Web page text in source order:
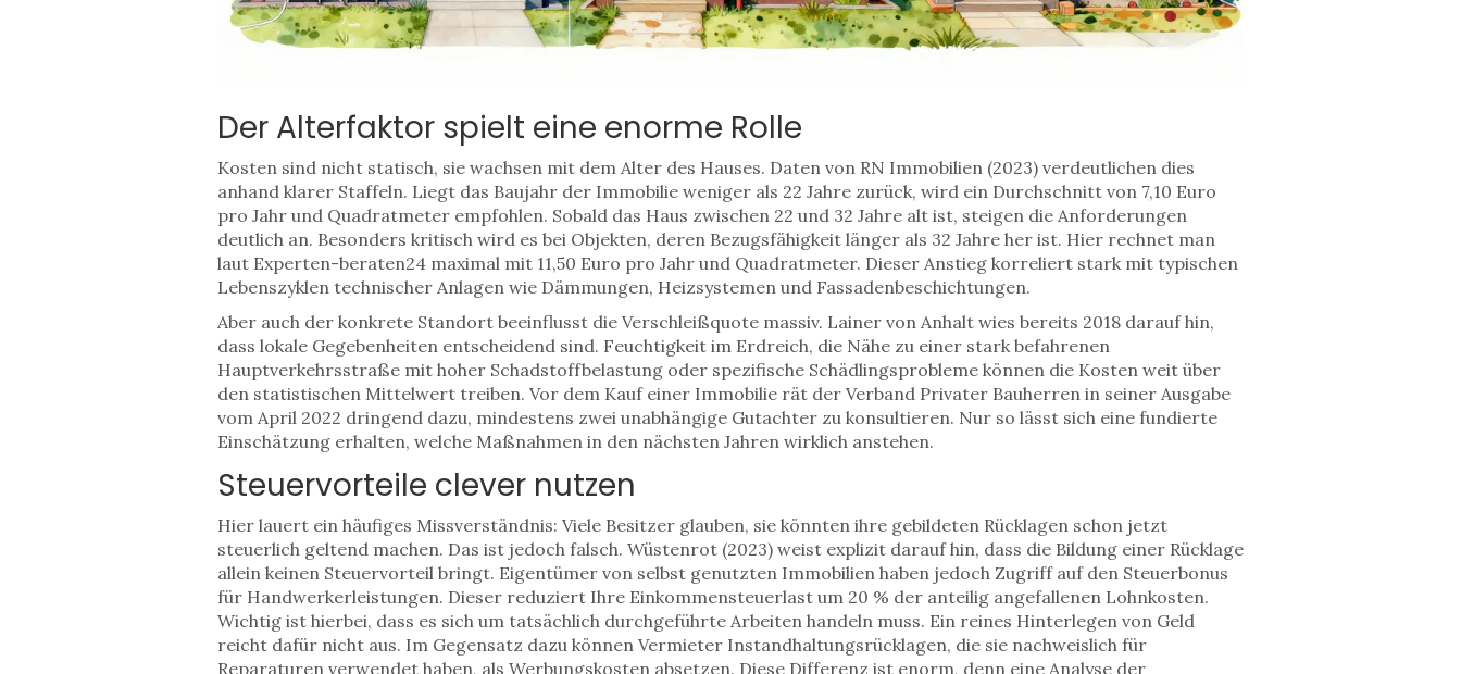
Der Alterfaktor spielt eine enorme Rolle
Kosten sind nicht statisch, sie wachsen mit dem Alter des Hauses. Daten von RN Immobilien (2023) verdeutlichen dies
anhand klarer Staffeln. Liegt das Baujahr der Immobilie weniger als 22 Jahre zurück, wird ein Durchschnitt von 7,10 Euro
pro Jahr und Quadratmeter empfohlen. Sobald das Haus zwischen 22 und 32 Jahre alt ist, steigen die Anforderungen
deutlich an. Besonders kritisch wird es bei Objekten, deren Bezugsfähigkeit länger als 32 Jahre her ist. Hier rechnet man
laut Experten-beraten24 maximal mit 11,50 Euro pro Jahr und Quadratmeter. Dieser Anstieg korreliert stark mit typischen
Lebenszyklen technischer Anlagen wie Dämmungen, Heizsystemen und Fassadenbeschichtungen.
Aber auch der konkrete Standort beeinflusst die Verschleißquote massiv. Lainer von Anhalt wies bereits 2018 darauf hin,
dass lokale Gegebenheiten entscheidend sind. Feuchtigkeit im Erdreich, die Nähe zu einer stark befahrenen
Hauptverkehrsstraße mit hoher Schadstoffbelastung oder spezifische Schädlingsprobleme können die Kosten weit über
den statistischen Mittelwert treiben. Vor dem Kauf einer Immobilie rät der Verband Privater Bauherren in seiner Ausgabe
vom April 2022 dringend dazu, mindestens zwei unabhängige Gutachter zu konsultieren. Nur so lässt sich eine fundierte
Einschätzung erhalten, welche Maßnahmen in den nächsten Jahren wirklich anstehen.
Steuervorteile clever nutzen
Hier lauert ein häufiges Missverständnis: Viele Besitzer glauben, sie könnten ihre gebildeten Rücklagen schon jetzt
steuerlich geltend machen. Das ist jedoch falsch. Wüstenrot (2023) weist explizit darauf hin, dass die Bildung einer Rücklage
allein keinen Steuervorteil bringt. Eigentümer von selbst genutzten Immobilien haben jedoch Zugriff auf den Steuerbonus
für Handwerkerleistungen. Dieser reduziert Ihre Einkommensteuerlast um 20 % der anteilig angefallenen Lohnkosten.
Wichtig ist hierbei, dass es sich um tatsächlich durchgeführte Arbeiten handeln muss. Ein reines Hinterlegen von Geld
reicht dafür nicht aus. Im Gegensatz dazu können Vermieter Instandhaltungsrücklagen, die sie nachweislich für
Reparaturen verwendet haben, als Werbungskosten absetzen. Diese Differenz ist enorm, denn eine Analyse der